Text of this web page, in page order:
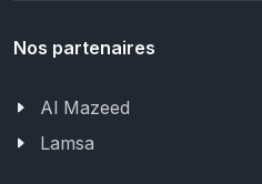
Nos partenaires
Al Mazeed
Lamsa